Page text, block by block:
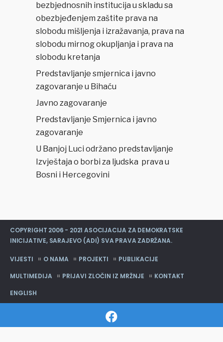
bezbjednosnih institucija u skladu sa
obezbjeđenjem zaštite prava na
slobodu mišljenja i izražavanja, prava na
slobodu mirnog okupljanja i prava na
slobodu kretanja
Predstavljanje smjernica i javno
zagovaranje u Bihaću
Javno zagovaranje
Predstavljanje Smjernica i javno
zagovaranje
U Banjoj Luci održano predstavljanje
Izvještaja o borbi za ljudska prava u
Bosni i Hercegovini
COPYRIGHT 2006 - 2021 ASOCIJACIJA ZA DEMOKRATSKE
INICIJATIVE, SARAJEVO (ADI) SVA PRAVA ZADRŽANA.
VIJESTI O NAMA PROJEKTI
PUBLIKACIJE
MULTIMEDIJA
PRIJAVI ZLOČIN IZ MRŽNJE
KONTAKT
ENGLISH